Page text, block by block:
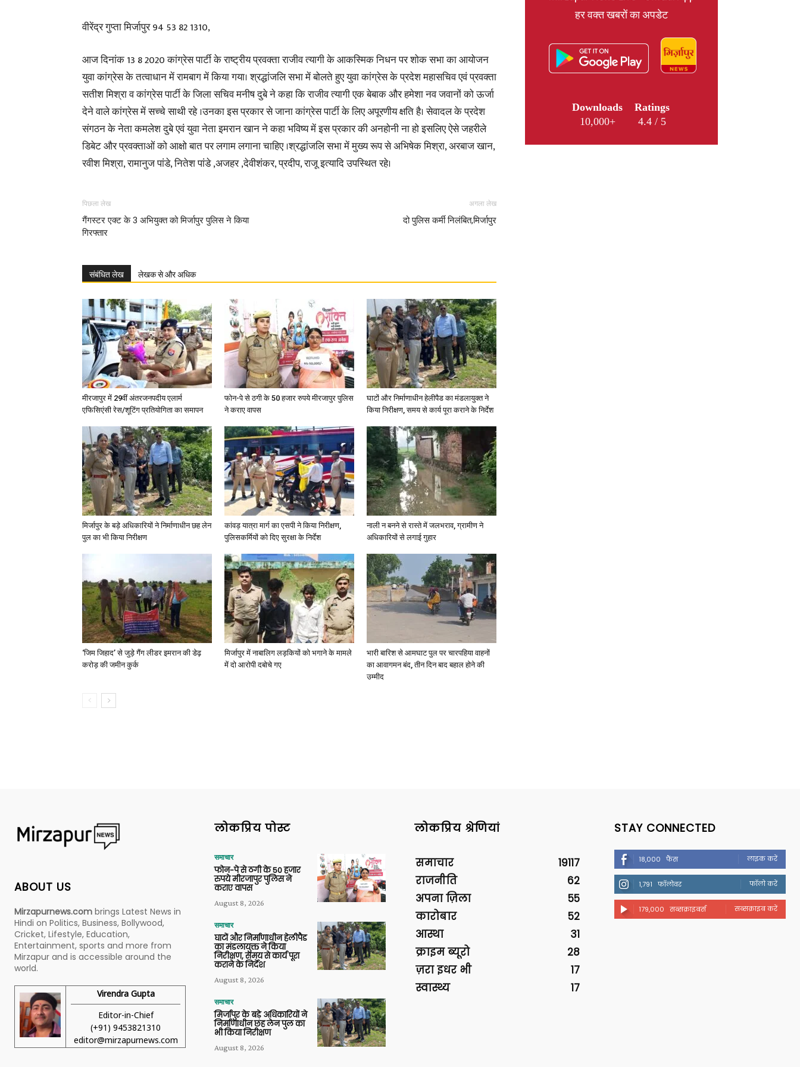
News,
Latest
News
in
Hindi,
Today
Hindi
News
वीरेंद्र गुप्ता मिर्जापुर 94 53 82 1310,
आज दिनांक 13 8 2020 कांग्रेस पार्टी के राष्ट्रीय प्रवक्ता राजीव त्यागी के आकस्मिक निधन पर शोक सभा का आयोजन
युवा कांग्रेस के तत्वाधान में रामबाग में किया गया। श्रद्धांजलि सभा में बोलते हुए युवा कांग्रेस के प्रदेश महासचिव एवं प्रवक्ता
सतीश मिश्रा व कांग्रेस पार्टी के जिला सचिव मनीष दुबे ने कहा कि राजीव त्यागी एक बेबाक और हमेशा नव जवानों को ऊर्जा
देने वाले कांग्रेस में सच्चे साथी रहे ।उनका इस प्रकार से जाना कांग्रेस पार्टी के लिए अपूरणीय क्षति है। सेवादल के प्रदेश
संगठन के नेता कमलेश दुबे एवं युवा नेता इमरान खान ने कहा भविष्य में इस प्रकार की अनहोनी ना हो इसलिए ऐसे जहरीले
डिबेट और प्रवक्ताओं को आक्षो बात पर लगाम लगाना चाहिए ।श्रद्धांजलि सभा में मुख्य रूप से अभिषेक मिश्रा, अरबाज खान,
रवीश मिश्रा, रामानुज पांडे, नितेश पांडे ,अजहर ,देवीशंकर, प्रदीप, राजू इत्यादि उपस्थित रहे।
पिछला लेख
गैंगस्टर एक्ट के 3 अभियुक्त को मिर्जापुर पुलिस ने किया
गिरफ्तार
अगला लेख
दो पुलिस कर्मी निलंबित,मिर्जापुर
संबंधित लेख लेखक से और अधिक
मीरजापुर में 29वीं अंतरजनपदीय एलार्म
एफिसिएंसी रेस/शूटिंग प्रतियोगिता का समापन
फोन-पे से ठगी के 50 हजार रुपये मीरजापुर पुलिस
ने कराए वापस
घाटों और निर्माणाधीन हेलीपैड का मंडलायुक्त ने
किया निरीक्षण, समय से कार्य पूरा कराने के निर्देश
मिर्जापुर के बड़े अधिकारियों ने निर्माणाधीन छह लेन
पुल का भी किया निरीक्षण
कांवड़ यात्रा मार्ग का एसपी ने किया निरीक्षण,
पुलिसकर्मियों को दिए सुरक्षा के निर्देश
नाली न बनने से रास्ते में जलभराव, ग्रामीण ने
अधिकारियों से लगाई गुहार
‘जिम जिहाद’ से जुड़े गैंग लीडर इमरान की डेढ़
करोड़ की जमीन कुर्क
मिर्जापुर में नाबालिग लड़कियों को भगाने के मामले
में दो आरोपी दबोचे गए
भारी बारिश से आमघाट पुल पर चारपहिया वाहनों
का आवागमन बंद, तीन दिन बाद बहाल होने की
उम्मीद
हर वक्त खबरों का अपडेट
Downloads
10,000+
Ratings
4.4 / 5
ABOUT US
Mirzapurnews.com brings Latest News in
Hindi on Politics, Business, Bollywood,
Cricket, Lifestyle, Education,
Entertainment, sports and more from
Mirzapur and is accessible around the
world.
Virendra Gupta
Editor-in-Chief
(+91) 9453821310
editor@mirzapurnews.com
लोकप्रिय पोस्ट
समाचार
फोन-पे से ठगी के 50 हजार
रुपये मीरजापुर पुलिस ने
कराए वापस
August 8, 2026
समाचार
घाटों और निर्माणाधीन हेलीपैड
का मंडलायुक्त ने किया
निरीक्षण, समय से कार्य पूरा
कराने के निर्देश
August 8, 2026
समाचार
मिर्जापुर के बड़े अधिकारियों ने
निर्माणाधीन छह लेन पुल का
भी किया निरीक्षण
August 8, 2026
लोकप्रिय श्रेणियां
समाचार
19117
राजनीति
62
अपना ज़िला
55
कारोबार
52
आस्था
31
क्राइम ब्यूरो
28
ज़रा इधर भी
17
स्वास्थ्य
17
STAY CONNECTED
18,000 फैंस लाइक करें
1,791 फॉलोवर फॉलो करें
179,000 सब्सक्राइबर्स सब्सक्राइब करें